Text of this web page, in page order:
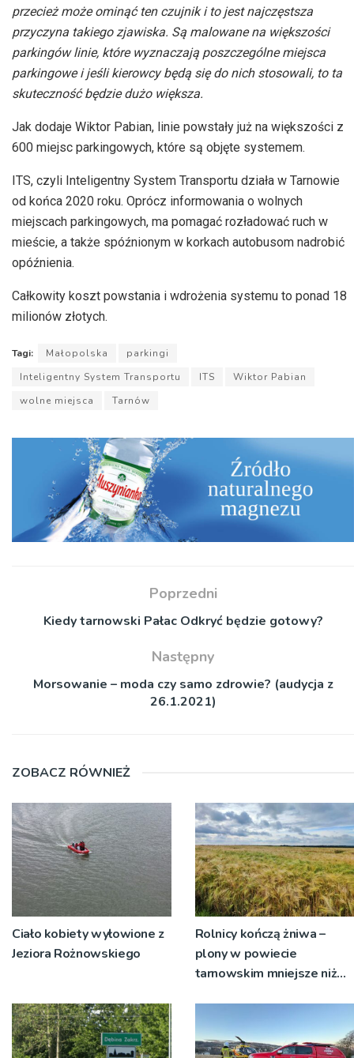
przecież może ominąć ten czujnik i to jest najczęstsza
przyczyna takiego zjawiska. Są malowane na większości
parkingów linie, które wyznaczają poszczególne miejsca
parkingowe i jeśli kierowcy będą się do nich stosowali, to ta
skuteczność będzie dużo większa.
Jak dodaje Wiktor Pabian, linie powstały już na większości z
600 miejsc parkingowych, które są objęte systemem.
ITS, czyli Inteligentny System Transportu działa w Tarnowie
od końca 2020 roku. Oprócz informowania o wolnych
miejscach parkingowych, ma pomagać rozładować ruch w
mieście, a także spóźnionym w korkach autobusom nadrobić
opóźnienia.
Całkowity koszt powstania i wdrożenia systemu to ponad 18
milionów złotych.
Tagi: Małopolska
parkingi
Inteligentny System Transportu
ITS
Wiktor Pabian
wolne miejsca
Tarnów
Poprzedni
Kiedy tarnowski Pałac Odkryć będzie gotowy?
Następny
Morsowanie – moda czy samo zdrowie? (audycja z
26.1.2021)
ZOBACZ RÓWNIEŻ
Ciało kobiety wyłowione z
Jeziora Rożnowskiego
Rolnicy kończą żniwa –
plony w powiecie
tarnowskim mniejsze niż